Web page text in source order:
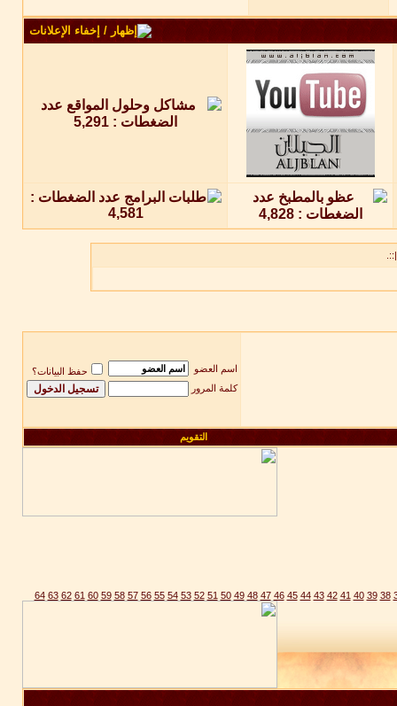
اسم العضو
حفظ البيانات؟
كلمة المرور
التقويم
38
39
40
41
42
43
44
45
46
47
48
49
50
51
52
53
54
55
56
57
58
59
60
61
62
63
64